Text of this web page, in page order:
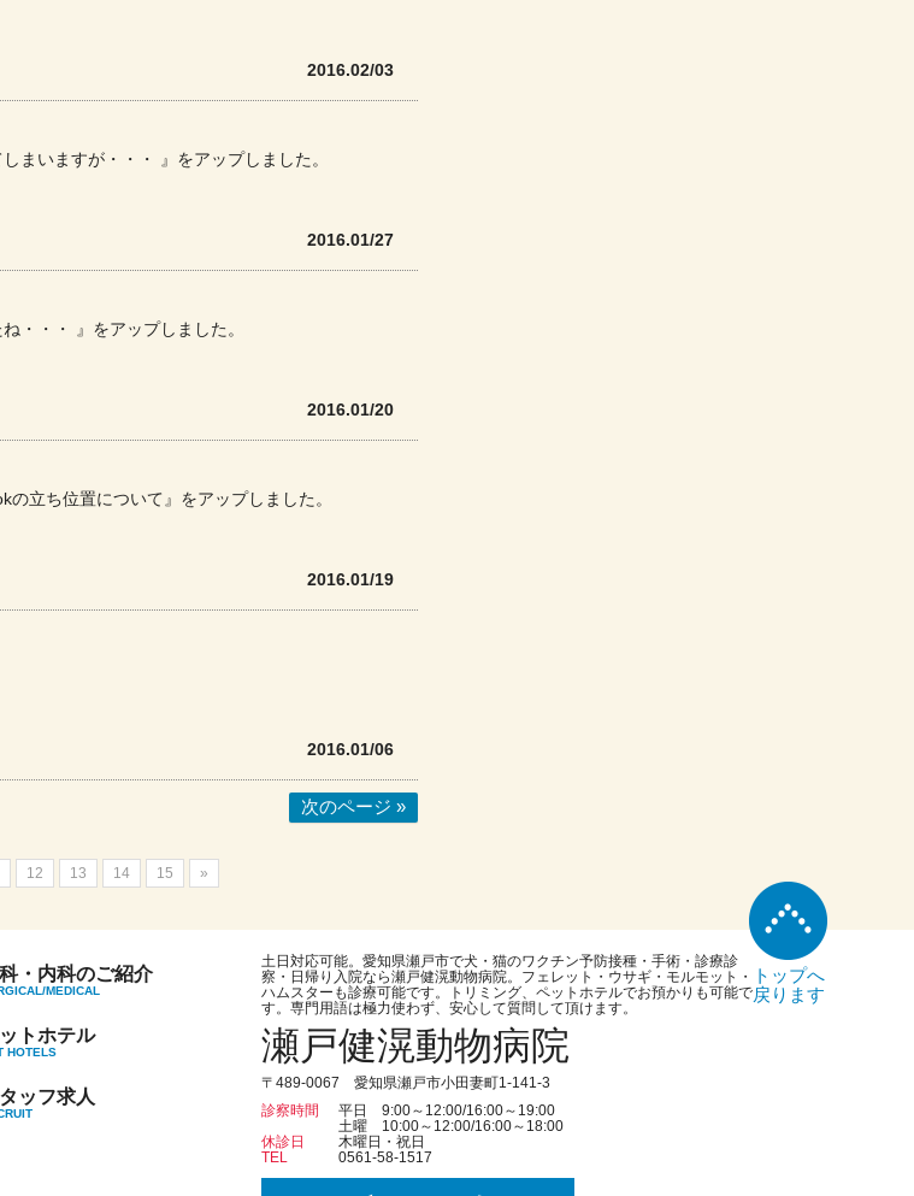
2016.02/03
まいますが・・・ 』をアップしました。
2016.01/27
・・・ 』をアップしました。
2016.01/20
立ち位置について』をアップしました。
2016.01/19
2016.01/06
次のページ »
12 13 14 15 »
土日対応可能。愛知県瀬戸市で犬・猫のワクチン予防接種・手術・診療診
察・日帰り入院なら瀬戸健滉動物病院。フェレット・ウサギ・モルモット・
ハムスターも診療可能です。トリミング、ペットホテルでお預かりも可能で
す。専門用語は極力使わず、安心して質問して頂けます。
瀬戸健滉動物病院
〒489-0067 愛知県瀬戸市小田妻町1-141-3
診察時間
平日 9:00～12:00/16:00～19:00
土曜 10:00～12:00/16:00～18:00
休診日
木曜日・祝日
TEL
0561-58-1517
・内科のご紹介
MEDICAL
トホテル
HOTELS
ッフ求人
トップへ
戻ります